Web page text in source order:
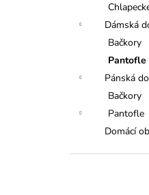
Dámská
Bačkory
Pantofle
Pánská
Bačkory
Pantofle
Domácí